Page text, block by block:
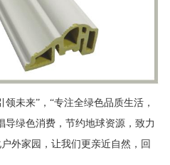
未来”，“专注全绿色品质生活，
导绿色消费，节约地球资源，致力
外家园，让我们更亲近自然，回